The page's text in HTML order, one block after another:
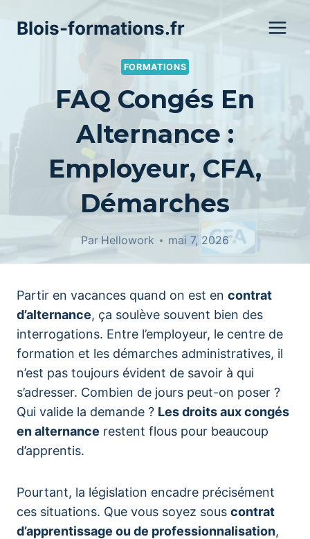
Blois-formations.fr
FORMATIONS
FAQ Congés En
Alternance :
Employeur, CFA,
Démarches
Par Hellowork mai 7, 2026
Partir en vacances quand on est en contrat
d’alternance, ça soulève souvent bien des
interrogations. Entre l’employeur, le centre de
formation et les démarches administratives, il
n’est pas toujours évident de savoir à qui
s’adresser. Combien de jours peut-on poser ?
Qui valide la demande ? Les droits aux congés
en alternance restent flous pour beaucoup
d’apprentis.
Pourtant, la législation encadre précisément
ces situations. Que vous soyez sous contrat
d’apprentissage ou de professionnalisation,